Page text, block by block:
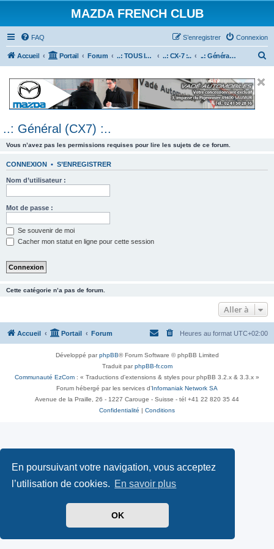
En poursuivant votre navigation, vous acceptez
l’utilisation de cookies. En savoir plus
OK
MAZDA FRENCH CLUB
FAQ Connexion
S’enregistrer
Accueil Portail Forum ..: TOUS les Véhicules MAZDA :.. ..: CX-7 :.. ..: Général (CX7) :..
e
..: Général (CX7) :..
Vous n’avez pas les permissions requises pour lire les sujets de ce forum.
CONNEXION • S’ENREGISTRER
Nom d’utilisateur :
Mot de passe :
Se souvenir de moi
Cacher mon statut en ligne pour cette session
Cette catégorie n’a pas de forum.
Aller à
Accueil Portail Forum Heures au format UTC+02:00
Développé parphpBB® Forum Software © phpBB Limited
Traduit parphpBB-fr.com
Communauté EzCom : « Traductions d'extensions & styles pour phpBB 3.2.x & 3.3.x »
Forum hébergé par les services d’ Infomaniak Network SA
Avenue de la Praille, 26 - 1227 Carouge - Suisse - tél +41 22 820 35 44
Confidentialité
Conditions